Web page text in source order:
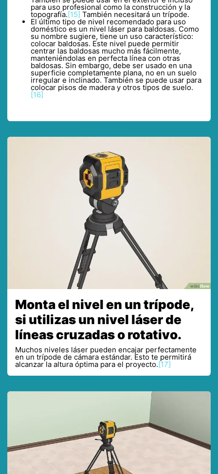
para uso profesional como la construcción y la
topografía.[15] También necesitará un trípode.
El último tipo de nivel recomendado para uso
doméstico es un nivel láser para baldosas. Como
su nombre sugiere, tiene un uso característico:
colocar baldosas. Este nivel puede permitir
centrar las baldosas mucho más fácilmente,
manteniéndolas en perfecta línea con otras
baldosas. Sin embargo, debe ser usado en una
superficie completamente plana, no en un suelo
irregular e inclinado. También se puede usar para
colocar pisos de madera y otros tipos de suelo.
[16]
Monta el nivel en un trípode,
si utilizas un nivel láser de
líneas cruzadas o rotativo.
Muchos niveles láser pueden encajar perfectamente
en un trípode de cámara estándar. Esto te permitirá
alcanzar la altura óptima para el proyecto.[17]